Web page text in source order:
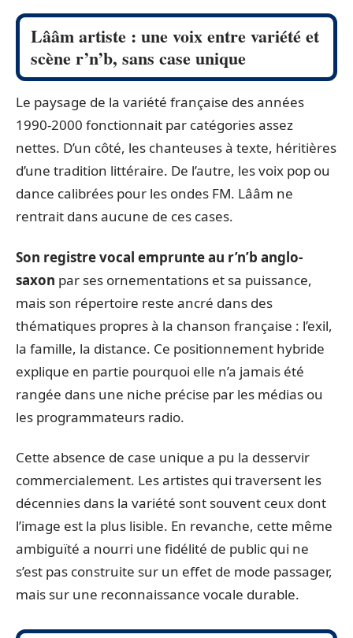
Lââm artiste : une voix entre variété et
scène r’n’b, sans case unique
Le paysage de la variété française des années
1990-2000 fonctionnait par catégories assez
nettes. D’un côté, les chanteuses à texte, héritières
d’une tradition littéraire. De l’autre, les voix pop ou
dance calibrées pour les ondes FM. Lââm ne
rentrait dans aucune de ces cases.
Son registre vocal emprunte au r’n’b anglo-
saxon par ses ornementations et sa puissance,
mais son répertoire reste ancré dans des
thématiques propres à la chanson française : l’exil,
la famille, la distance. Ce positionnement hybride
explique en partie pourquoi elle n’a jamais été
rangée dans une niche précise par les médias ou
les programmateurs radio.
Cette absence de case unique a pu la desservir
commercialement. Les artistes qui traversent les
décennies dans la variété sont souvent ceux dont
l’image est la plus lisible. En revanche, cette même
ambiguïté a nourri une fidélité de public qui ne
s’est pas construite sur un effet de mode passager,
mais sur une reconnaissance vocale durable.